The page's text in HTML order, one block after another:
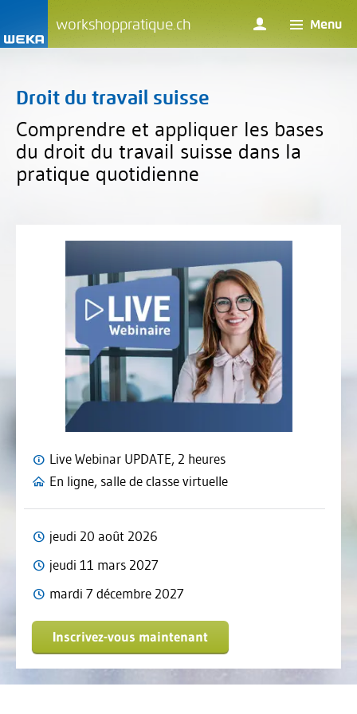
workshoppratique.ch Menu
Droit du travail suisse
Comprendre et appliquer les bases
du droit du travail suisse dans la
pratique quotidienne
Live Webinar UPDATE, 2 heures
En ligne, salle de classe virtuelle
jeudi 20 août 2026
jeudi 11 mars 2027
mardi 7 décembre 2027
Inscrivez-vous maintenant